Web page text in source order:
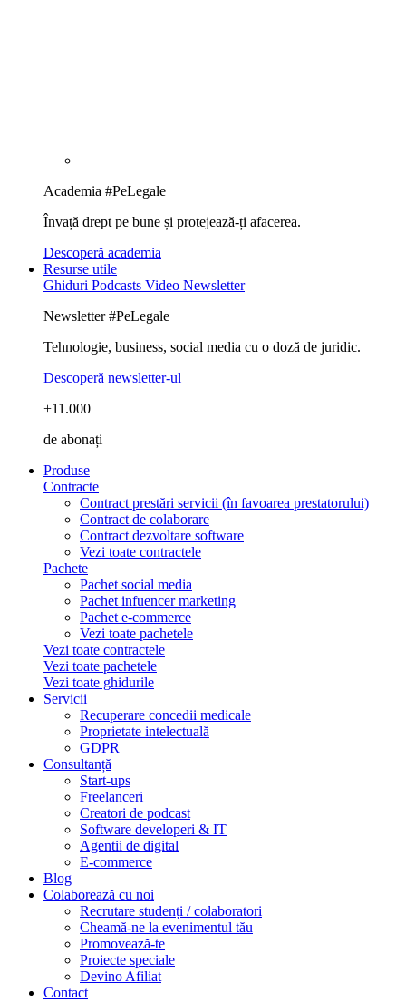
Academia #PeLegale
Învață drept pe bune și protejează-ți afacerea.
Descoperă academia
Resurse utile
Ghiduri Podcasts Video Newsletter
Newsletter #PeLegale
Tehnologie, business, social media cu o doză de juridic.
Descoperă newsletter-ul
+11.000
de abonați
Produse
Contracte
Contract prestări servicii (în favoarea prestatorului)
Contract de colaborare
Contract dezvoltare software
Vezi toate contractele
Pachete
Pachet social media
Pachet infuencer marketing
Pachet e-commerce
Vezi toate pachetele
Vezi toate contractele
Vezi toate pachetele
Vezi toate ghidurile
Servicii
Recuperare concedii medicale
Proprietate intelectuală
GDPR
Consultanță
Start-ups
Freelanceri
Creatori de podcast
Software developeri & IT
Agentii de digital
E-commerce
Blog
Colaborează cu noi
Recrutare studenți / colaboratori
Cheamă-ne la evenimentul tău
Promovează-te
Proiecte speciale
Devino Afiliat
Contact